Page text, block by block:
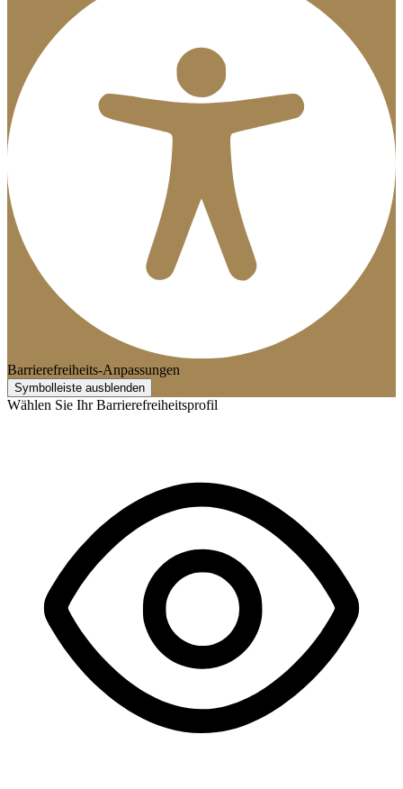
Barrierefreiheits-Anpassungen
Symbolleiste ausblenden
Wählen Sie Ihr Barrierefreiheitsprofil